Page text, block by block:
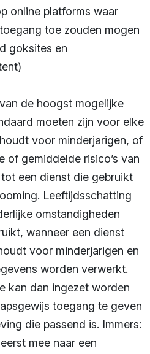
online platforms waar
toe zouden mogen
goksites en
de hoogst mogelijke
moeten zijn voor elke
voor minderjarigen, of
of gemiddelde risico’s van
een dienst die gebruikt
Leeftijdsschatting
omstandigheden
wanneer een dienst
voor minderjarigen en
worden verwerkt.
kan dan ingezet worden
toegang te geven
die passend is. Immers:
mee naar een